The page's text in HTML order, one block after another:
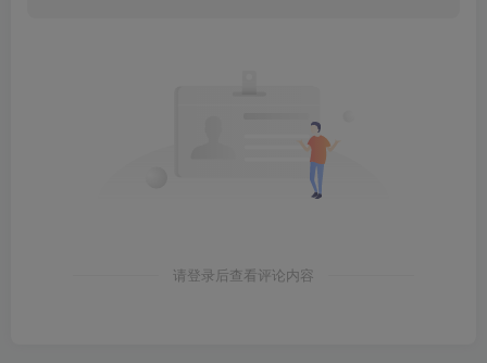
请登录后查看评论内容